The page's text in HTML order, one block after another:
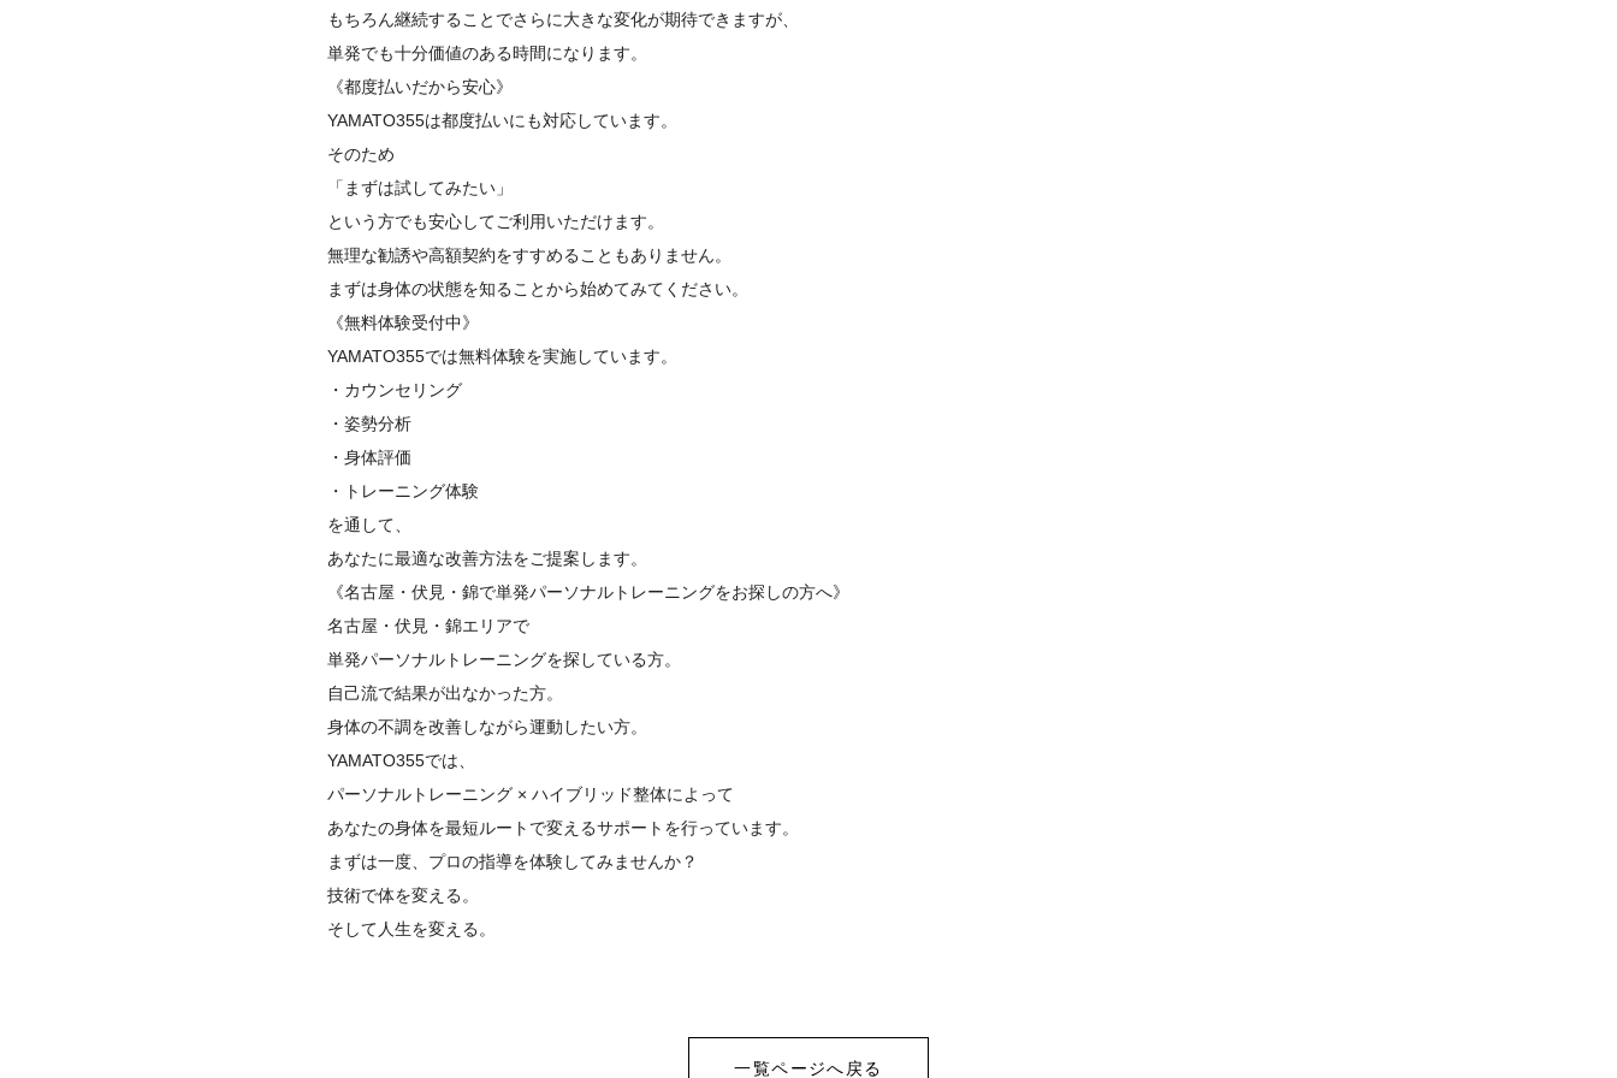
もちろん継続することでさらに大きな変化が期待できますが、
単発でも十分価値のある時間になります。
《都度払いだから安心》
YAMATO355は都度払いにも対応しています。
そのため
「まずは試してみたい」
という方でも安心してご利用いただけます。
無理な勧誘や高額契約をすすめることもありません。
まずは身体の状態を知ることから始めてみてください。
《無料体験受付中》
YAMATO355では無料体験を実施しています。
・カウンセリング
・姿勢分析
・身体評価
・トレーニング体験
を通して、
あなたに最適な改善方法をご提案します。
《名古屋・伏見・錦で単発パーソナルトレーニングをお探しの方へ》
名古屋・伏見・錦エリアで
単発パーソナルトレーニングを探している方。
自己流で結果が出なかった方。
身体の不調を改善しながら運動したい方。
YAMATO355では、
パーソナルトレーニング × ハイブリッド整体によって
あなたの身体を最短ルートで変えるサポートを行っています。
まずは一度、プロの指導を体験してみませんか？
技術で体を変える。
そして人生を変える。
一覧ページへ戻る